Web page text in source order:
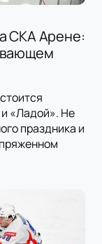
СКА Арене:
«Ладой». Не
праздника и